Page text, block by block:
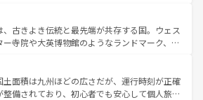
ンパンの発祥地であるランス、プロヴァンスの
ベンダー畑など、多彩な楽しみ方が可能だ。さ
以外の地域にも魅力が溢れており、どの街角に
足を運ぶとそれぞれで全く異なる文化を体験で
きるだろう。 なお、新着のフランス情報はコンテンツ一覧
ほしい。
の国は、どこを歩いても飽きることがない。ベ
化的活気、バイエルン州のアルプスの絶景、そ
川沿いのワイン畑といった風景は必見。ビール
人にはぜひ体験してほしい。 なお、新着の
はコンテンツ一覧を参照してほしい。
、古きよき伝統と最先端が共存する国。ウェス
ー寺院や大英博物館のようなランドマーク、歴
異なる魅力がある。また、優雅なアフタヌーン
ール好きにはたまらない英国パブ、サッカー観
場だからこそできる体験も豊富。イギリスを旅
土面積は九州ほどの広さだが、運行時刻が正確
整備されており、初心者でも安心して個人旅行